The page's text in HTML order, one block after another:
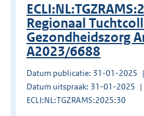
Regionaal
Gezondheidszorg
A2023/6688
Datum publicatie: 31-01-2025
Datum uitspraak: 31-01-2025
ECLI:NL:TGZRAMS:2025:30